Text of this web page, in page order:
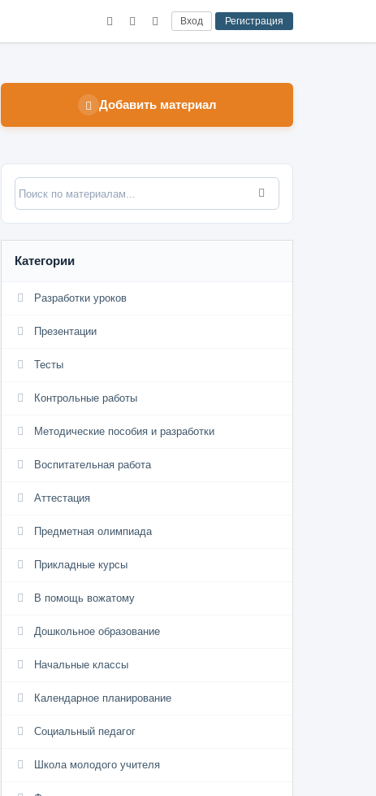
Вход Регистрация
Добавить материал
Категории
Разработки уроков
Презентации
Тесты
Контрольные работы
Методические пособия и разработки
Воспитательная работа
Аттестация
Предметная олимпиада
Прикладные курсы
В помощь вожатому
Дошкольное образование
Начальные классы
Календарное планирование
Социальный педагог
Школа молодого учителя